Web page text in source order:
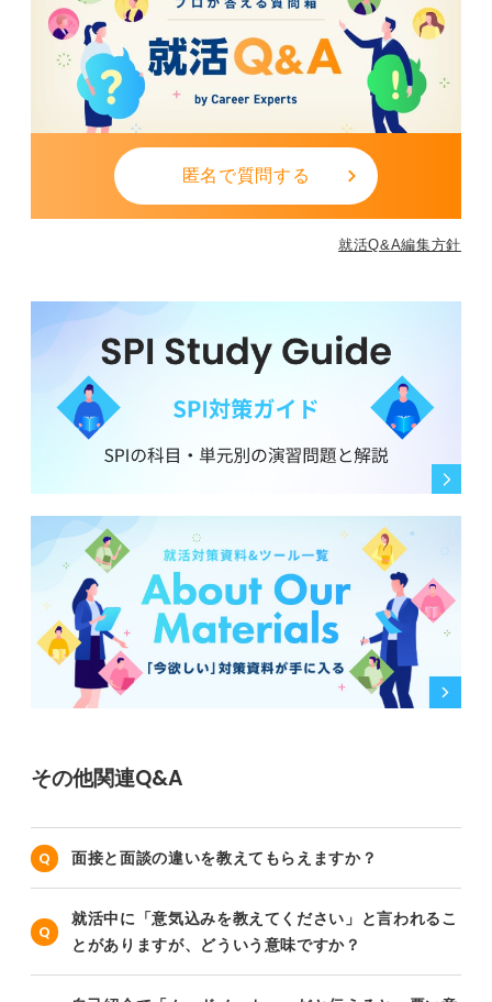
匿名で質問する
就活Q&A編集方針
その他関連Q&A
面接と面談の違いを教えてもらえますか？
就活中に「意気込みを教えてください」と言われるこ
とがありますが、どういう意味ですか？